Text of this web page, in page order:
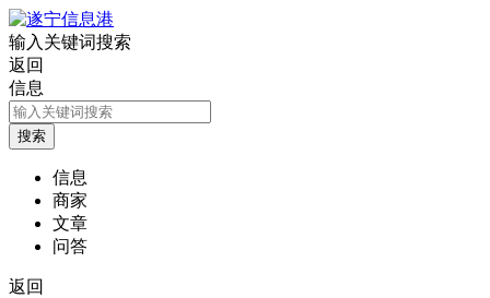
输入关键词搜索
返回
信息
信息
商家
文章
问答
返回